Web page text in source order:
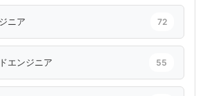
ニア 72
エンジニア 55